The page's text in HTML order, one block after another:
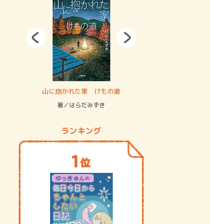
山に抱かれた家 けもの道
著／はらだみずき
ランキング